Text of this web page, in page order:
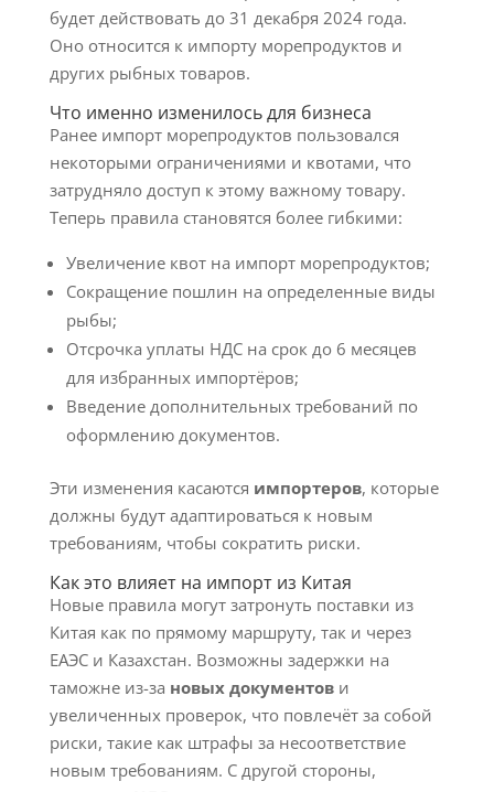
будет действовать до 31 декабря 2024 года.
Оно относится к импорту морепродуктов и
других рыбных товаров.
Что именно изменилось для бизнеса
Ранее импорт морепродуктов пользовался
некоторыми ограничениями и квотами, что
затрудняло доступ к этому важному товару.
Теперь правила становятся более гибкими:
Увеличение квот на импорт морепродуктов;
Сокращение пошлин на определенные виды
рыбы;
Отсрочка уплаты НДС на срок до 6 месяцев
для избранных импортёров;
Введение дополнительных требований по
оформлению документов.
Эти изменения касаются импортеров, которые
должны будут адаптироваться к новым
требованиям, чтобы сократить риски.
Как это влияет на импорт из Китая
Новые правила могут затронуть поставки из
Китая как по прямому маршруту, так и через
ЕАЭС и Казахстан. Возможны задержки на
таможне из-за новых документови
увеличенных проверок, что повлечёт за собой
риски, такие как штрафы за несоответствие
новым требованиям. С другой стороны,